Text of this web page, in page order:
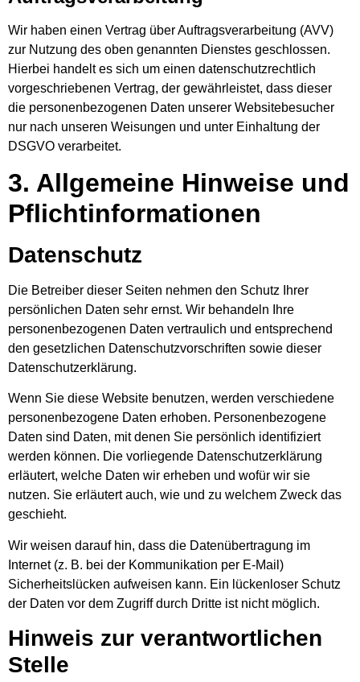
Wir haben einen Vertrag über Auftragsverarbeitung (AVV)
zur Nutzung des oben genannten Dienstes geschlossen.
Hierbei handelt es sich um einen datenschutzrechtlich
vorgeschriebenen Vertrag, der gewährleistet, dass dieser
die personenbezogenen Daten unserer Websitebesucher
nur nach unseren Weisungen und unter Einhaltung der
DSGVO verarbeitet.
3. Allgemeine Hinweise und
Pflicht­informationen
Datenschutz
Die Betreiber dieser Seiten nehmen den Schutz Ihrer
persönlichen Daten sehr ernst. Wir behandeln Ihre
personenbezogenen Daten vertraulich und entsprechend
den gesetzlichen Datenschutzvorschriften sowie dieser
Datenschutzerklärung.
Wenn Sie diese Website benutzen, werden verschiedene
personenbezogene Daten erhoben. Personenbezogene
Daten sind Daten, mit denen Sie persönlich identifiziert
werden können. Die vorliegende Datenschutzerklärung
erläutert, welche Daten wir erheben und wofür wir sie
nutzen. Sie erläutert auch, wie und zu welchem Zweck das
geschieht.
Wir weisen darauf hin, dass die Datenübertragung im
Internet (z. B. bei der Kommunikation per E-Mail)
Sicherheitslücken aufweisen kann. Ein lückenloser Schutz
der Daten vor dem Zugriff durch Dritte ist nicht möglich.
Hinweis zur verantwortlichen
Stelle